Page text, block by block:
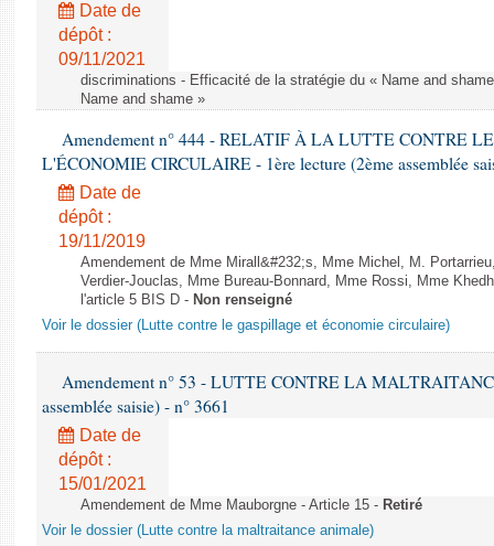
Date de
dépôt :
09/11/2021
discriminations - Efficacité de la stratégie du « Name and
Name and shame »
Amendement n° 444 - RELATIF À LA LUTTE CONTRE
L'ÉCONOMIE CIRCULAIRE - 1ère lecture (2ème assemblée
Date de
dépôt :
19/11/2019
Amendement de Mme Mirall&#232;s, Mme Michel, M.
Verdier-Jouclas, Mme Bureau-Bonnard, Mme Rossi, Mme
l'article 5 BIS D - Non renseigné
Voir le dossier (Lutte contre le gaspillage et économie circulaire)
Amendement n° 53 - LUTTE CONTRE LA
assemblée saisie) - n° 3661
Date de
dépôt :
15/01/2021
Amendement de Mme Mauborgne - Article 15 - Retiré
Voir le dossier (Lutte contre la maltraitance animale)